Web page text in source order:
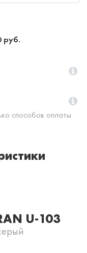
руб.
способов оплаты
U-103